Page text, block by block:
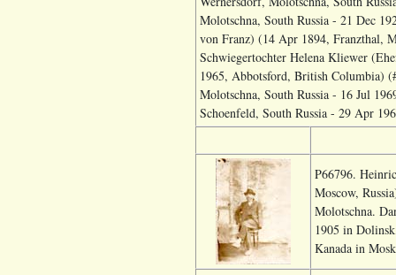
Molotschna, South Russia - 21 Dec
von Franz) (14 Apr 1894, Franzthal,
Schwiegertochter Helena Kliewer
1965, Abbotsford, British Columbia)
Molotschna, South Russia - 16 Jul
Schoenfeld, South Russia - 29 Apr
P66796.
Moscow,
Molotschna.
1905 in
Kanada in